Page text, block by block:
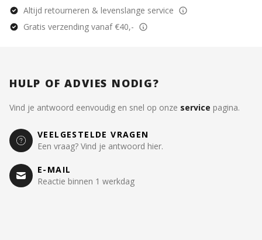
Altijd retourneren & levenslange service
Gratis verzending vanaf €40,-
HULP OF ADVIES NODIG?
Vind je antwoord eenvoudig en snel op onze service pagina.
VEELGESTELDE VRAGEN
Een vraag? Vind je antwoord hier.
E-MAIL
Reactie binnen 1 werkdag